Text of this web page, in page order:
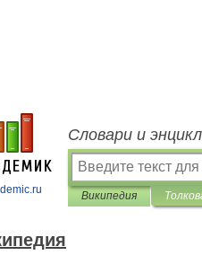
Словари и
Википедия